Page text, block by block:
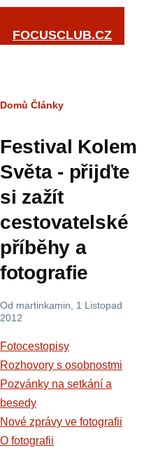
Přejít k hlavnímu obsahu
FOCUSCLUB.CZ
Drobečková
Domů Články
Festival Kolem
Světa - přijďte
si zažít
cestovatelské
příběhy a
fotografie
Od martinkamin , 1 Listopad
2012
Fotocestopisy
Rozhovory s osobnostmi
Pozvánky na setkání a
besedy
Nové zprávy ve fotografii
O fotografii